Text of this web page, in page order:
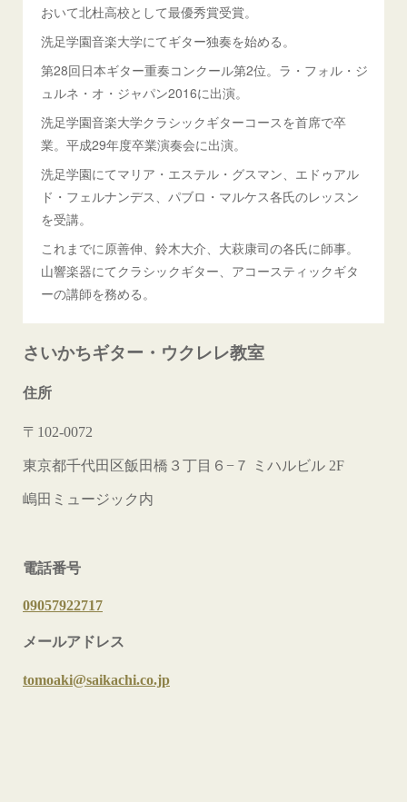
おいて北杜高校として最優秀賞受賞。
洗足学園音楽大学にてギター独奏を始める。
第28回日本ギター重奏コンクール第2位。ラ・フォル・ジ
ュルネ・オ・ジャパン2016に出演。
洗足学園音楽大学クラシックギターコースを首席で卒
業。平成29年度卒業演奏会に出演。
洗足学園にてマリア・エステル・グスマン、エドゥアル
ド・フェルナンデス、パブロ・マルケス各氏のレッスン
を受講。
これまでに原善伸、鈴木大介、大萩康司の各氏に師事。
山響楽器にてクラシックギター、アコースティックギタ
ーの講師を務める。